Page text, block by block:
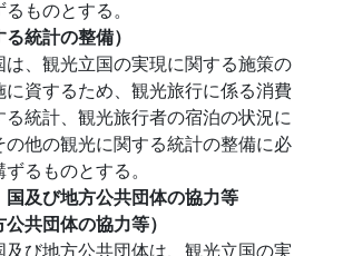
ものとする。
る統計の整備）
は、観光立国の実現に関する施策の
に資するため、観光旅行に係る消費
統計、観光旅行者の宿泊の状況に
の他の観光に関する統計の整備に必
るものとする。
及び地方公共団体の協力等
公共団体の協力等）
及び地方公共団体は、観光立国の実